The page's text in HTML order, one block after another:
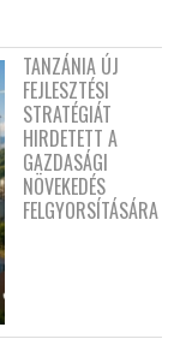
TANZÁNIA ÚJ
FEJLESZTÉSI
STRATÉGIÁT
HIRDETETT A
GAZDASÁGI
NÖVEKEDÉS
FELGYORSÍTÁSÁRA